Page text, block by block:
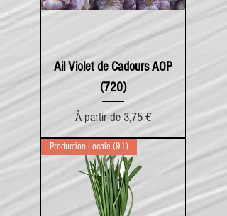
Ail Violet de Cadours AOP
(720)
À partir de 3,75 €
Prix promotionnel
Production Locale (91)